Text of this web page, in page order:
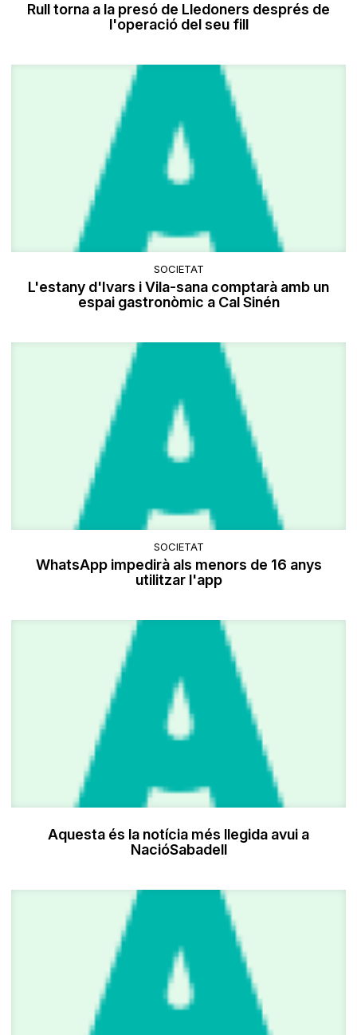
Rull torna a la presó de Lledoners després de
l'operació del seu fill
SOCIETAT
L'estany d'Ivars i Vila-sana comptarà amb un
espai gastronòmic a Cal Sinén
SOCIETAT
WhatsApp impedirà als menors de 16 anys
utilitzar l'app
Aquesta és la notícia més llegida avui a
NacióSabadell